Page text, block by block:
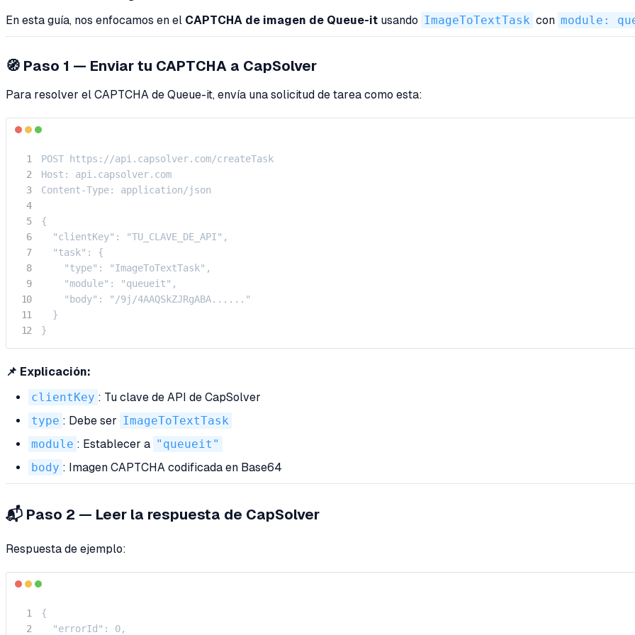
En esta guía, nos enfocamos en el CAPTCHA de imagen de Queue-it usando ImageToTextTask con module:
🧭 Paso 1 — Enviar tu CAPTCHA a CapSolver
Para resolver el CAPTCHA de Queue-it, envía una solicitud de tarea como esta:
POST https://api.capsolver.com/createTask
Host: api.capsolver.com
Content-Type: application/json
{
  "clientKey": "TU_CLAVE_DE_API",
  "task": {
    "type": "ImageToTextTask",
    "module": "queueit",
    "body": "/9j/4AAQSkZJRgABA......"
  }
}
📌 Explicación:
clientKey : Tu clave de API de CapSolver
type : Debe ser ImageToTextTask
module : Establecer a "queueit"
body : Imagen CAPTCHA codificada en Base64
📬 Paso 2 — Leer la respuesta de CapSolver
Respuesta de ejemplo:
{
  "errorId": 0,